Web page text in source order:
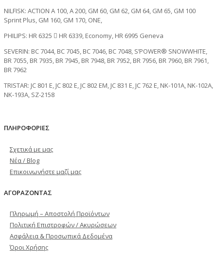
NILFISK: ACTION A 100, A 200, GM 60, GM 62, GM 64, GM 65, GM 100
Sprint Plus, GM 160, GM 170, ONE,
PHILIPS: HR 6325  HR 6339, Economy, HR 6995 Geneva
SEVERIN: BC 7044, BC 7045, BC 7046, BC 7048, S’POWER® SNOWWHITE,
BR 7055, BR 7935, BR 7945, BR 7948, BR 7952, BR 7956, BR 7960, BR 7961,
BR 7962
TRISTAR: JC 801 E, JC 802 E, JC 802 EM, JC 831 E, JC 762 E, NK-101A, NK-102A,
NK-193A, SZ-2158
ΠΛΗΡΟΦΟΡΙΕΣ
Σχετικά με μας
Νέα / Blog
Επικοινωνήστε μαζί μας
ΑΓΟΡΑΖΟΝΤΑΣ
Πληρωμή – Αποστολή Προϊόντων
Πολιτική Επιστροφών / Ακυρώσεων
Ασφάλεια & Προσωπικά Δεδομένα
Όροι Χρήσης